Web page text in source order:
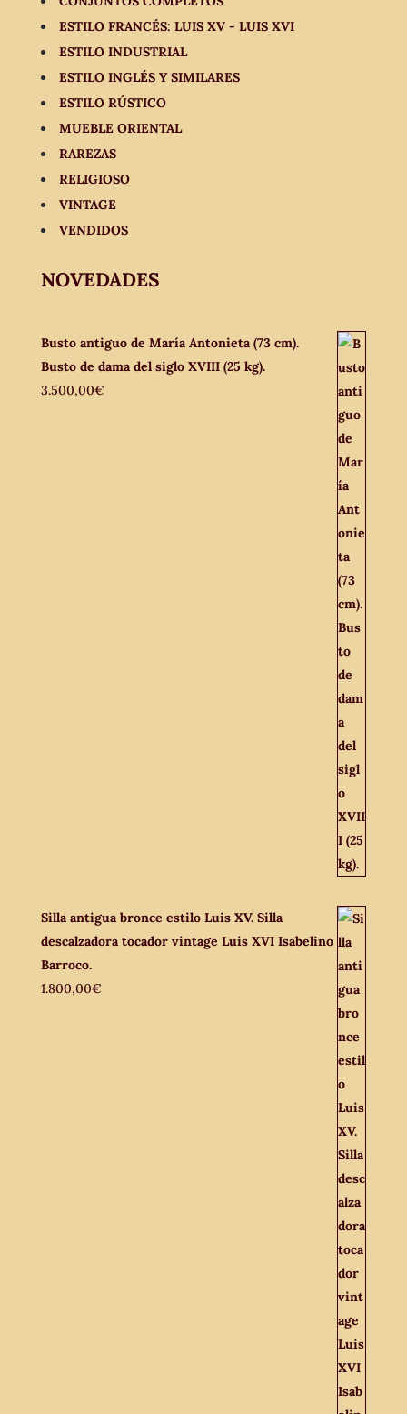
ESTILO FRANCÉS: LUIS XV - LUIS XVI
ESTILO INDUSTRIAL
ESTILO INGLÉS Y SIMILARES
ESTILO RÚSTICO
MUEBLE ORIENTAL
RAREZAS
RELIGIOSO
VINTAGE
VENDIDOS
NOVEDADES
Busto antiguo de María Antonieta (73 cm).
Busto de dama del siglo XVIII (25 kg).
3.500,00€
Silla antigua bronce estilo Luis XV. Silla
descalzadora tocador vintage Luis XVI Isabelino
Barroco.
1.800,00€